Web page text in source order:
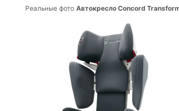
Реальные фото Автокресло Concord